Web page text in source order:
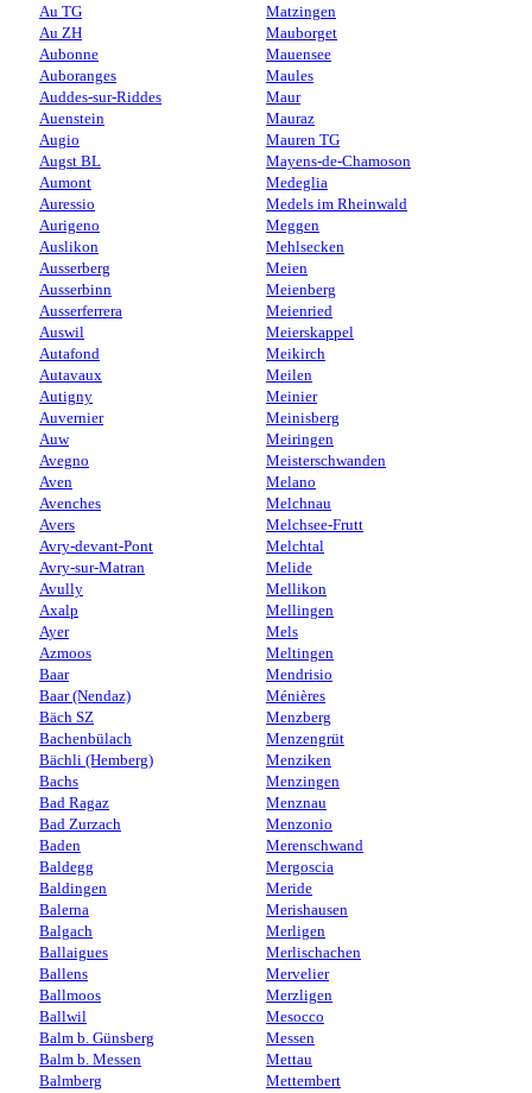
Au TG
Au ZH
Aubonne
Auboranges
Auddes-sur-Riddes
Auenstein
Augio
Augst BL
Aumont
Auressio
Aurigeno
Auslikon
Ausserberg
Ausserbinn
Ausserferrera
Auswil
Autafond
Autavaux
Autigny
Auvernier
Auw
Avegno
Aven
Avenches
Avers
Avry-devant-Pont
Avry-sur-Matran
Avully
Axalp
Ayer
Azmoos
Baar
Baar (Nendaz)
Bäch SZ
Bachenbülach
Bächli (Hemberg)
Bachs
Bad Ragaz
Bad Zurzach
Baden
Baldegg
Baldingen
Balerna
Balgach
Ballaigues
Ballens
Ballmoos
Ballwil
Balm b. Günsberg
Balm b. Messen
Balmberg
Matzingen
Mauborget
Mauensee
Maules
Maur
Mauraz
Mauren TG
Mayens-de-Chamoson
Medeglia
Medels im Rheinwald
Meggen
Mehlsecken
Meien
Meienberg
Meienried
Meierskappel
Meikirch
Meilen
Meinier
Meinisberg
Meiringen
Meisterschwanden
Melano
Melchnau
Melchsee-Frutt
Melchtal
Melide
Mellikon
Mellingen
Mels
Meltingen
Mendrisio
Ménières
Menzberg
Menzengrüt
Menziken
Menzingen
Menznau
Menzonio
Merenschwand
Mergoscia
Meride
Merishausen
Merligen
Merlischachen
Mervelier
Merzligen
Mesocco
Messen
Mettau
Mettembert